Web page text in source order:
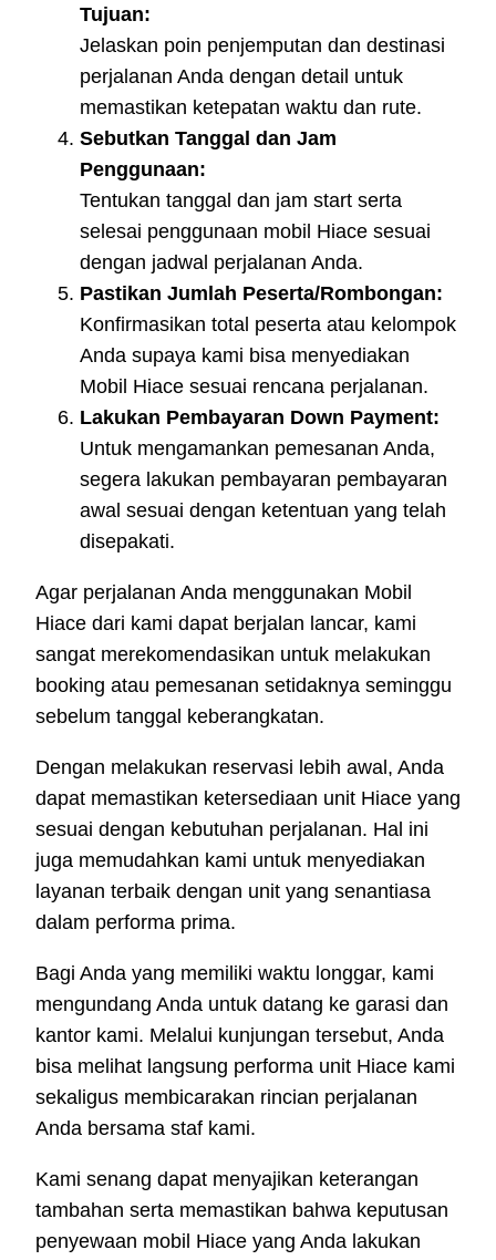
Tujuan:
Jelaskan poin penjemputan dan destinasi
perjalanan Anda dengan detail untuk
memastikan ketepatan waktu dan rute.
Sebutkan Tanggal dan Jam
Penggunaan:
Tentukan tanggal dan jam start serta
selesai penggunaan mobil Hiace sesuai
dengan jadwal perjalanan Anda.
Pastikan Jumlah Peserta/Rombongan:
Konfirmasikan total peserta atau kelompok
Anda supaya kami bisa menyediakan
Mobil Hiace sesuai rencana perjalanan.
Lakukan Pembayaran Down Payment:
Untuk mengamankan pemesanan Anda,
segera lakukan pembayaran pembayaran
awal sesuai dengan ketentuan yang telah
disepakati.
Agar perjalanan Anda menggunakan Mobil
Hiace dari kami dapat berjalan lancar, kami
sangat merekomendasikan untuk melakukan
booking atau pemesanan setidaknya seminggu
sebelum tanggal keberangkatan.
Dengan melakukan reservasi lebih awal, Anda
dapat memastikan ketersediaan unit Hiace yang
sesuai dengan kebutuhan perjalanan. Hal ini
juga memudahkan kami untuk menyediakan
layanan terbaik dengan unit yang senantiasa
dalam performa prima.
Bagi Anda yang memiliki waktu longgar, kami
mengundang Anda untuk datang ke garasi dan
kantor kami. Melalui kunjungan tersebut, Anda
bisa melihat langsung performa unit Hiace kami
sekaligus membicarakan rincian perjalanan
Anda bersama staf kami.
Kami senang dapat menyajikan keterangan
tambahan serta memastikan bahwa keputusan
penyewaan mobil Hiace yang Anda lakukan